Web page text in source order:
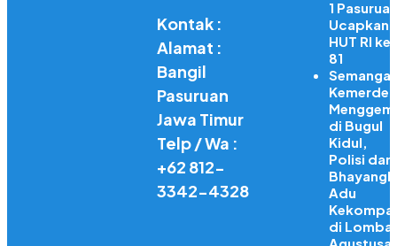
Kontak :
Alamat :
Bangil
Pasuruan
Jawa Timur
Telp / Wa :
+62 812-
3342-4328
1 Pasuruan
Ucapkan
HUT RI ke-
81
Semangat
di Bugul
Kidul,
Polisi dan
Adu
di Lomba